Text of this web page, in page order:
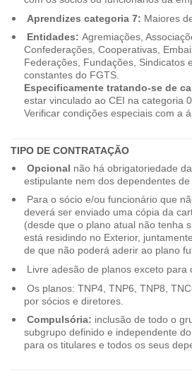
Aprendizes categoria 7: Maiores
Entidades: Agremiações,
Confederações, Cooperativas,
Federações, Fundações, Sindicatos
constantes do FGTS.
Especificamente tratando-se de
estar vinculado ao CEI na categoria
Verificar condições especiais com a
TIPO DE CONTRATAÇÃO
Opcional não há obrigatoriedade
estipulante nem dos dependentes de
Para o sócio e/ou funcionário que
deverá ser enviado uma cópia da
(desde que o plano atual não tenha
está residindo no Exterior,
de que não poderá aderir ao plano
Livre adesão de planos exceto para
Os planos: TNP4, TNP6, TNP8,
por sócios e diretores.
Compulsória: inclusão de todo o
subgrupo definido e independente
para os titulares e todos os seus